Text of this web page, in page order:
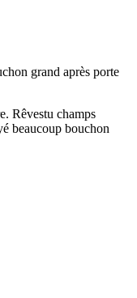
grand après porte
Rêvestu champs
beaucoup bouchon